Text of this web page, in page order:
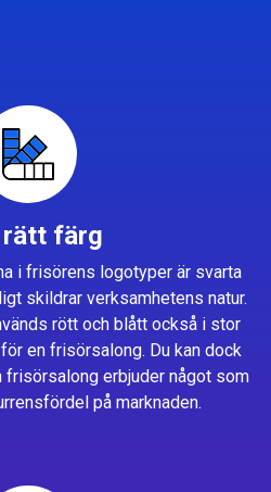
rätt färg
i frisörens logotyper är svarta
skildrar verksamhetens natur.
rött och blått också i stor
en frisörsalong. Du kan dock
frisörsalong erbjuder något som
på marknaden.